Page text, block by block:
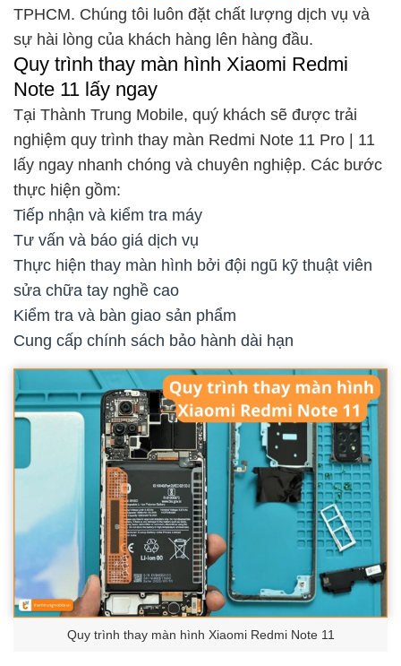
TPHCM. Chúng tôi luôn đặt chất lượng dịch vụ và
sự hài lòng của khách hàng lên hàng đầu.
Quy trình thay màn hình Xiaomi Redmi
Note 11 lấy ngay
Tại Thành Trung Mobile, quý khách sẽ được trải
nghiệm quy trình thay màn Redmi Note 11 Pro | 11
lấy ngay nhanh chóng và chuyên nghiệp. Các bước
thực hiện gồm:
Tiếp nhận và kiểm tra máy
Tư vấn và báo giá dịch vụ
Thực hiện thay màn hình bởi đội ngũ kỹ thuật viên
sửa chữa tay nghề cao
Kiểm tra và bàn giao sản phẩm
Cung cấp chính sách bảo hành dài hạn
Quy trình thay màn hình Xiaomi Redmi Note 11